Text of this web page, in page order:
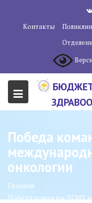
содержанию
Контакты
ЦЕНТР"
Победа
онкологии
Главная
Победа команды ВГМУ